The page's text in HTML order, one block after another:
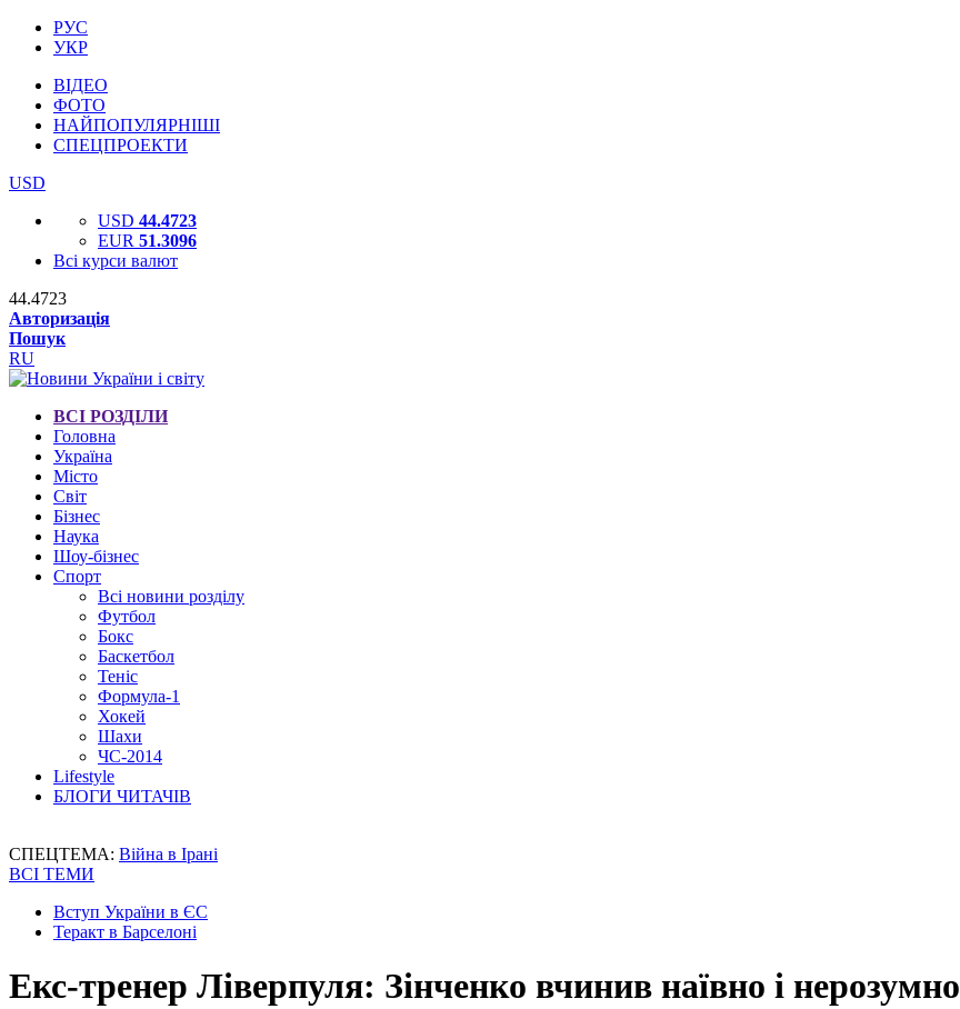
РУС
УКР
ВІДЕО
ФОТО
НАЙПОПУЛЯРНІШІ
СПЕЦПРОЕКТИ
USD
USD 44.4723
EUR 51.3096
Всі курси валют
44.4723
Авторизація
Пошук
RU
ВСІ РОЗДІЛИ
Головна
Україна
Місто
Світ
Бізнес
Наука
Шоу-бізнес
Спорт
Всі новини розділу
Футбол
Бокс
Баскетбол
Теніс
Формула-1
Хокей
Шахи
ЧС-2014
Lifestyle
БЛОГИ ЧИТАЧІВ
СПЕЦТЕМА: Війна в Ірані
ВСІ ТЕМИ
Вступ України в ЄС
Теракт в Барселоні
Екс-тренер Ліверпуля: Зінченко вчинив наївно і нерозумно